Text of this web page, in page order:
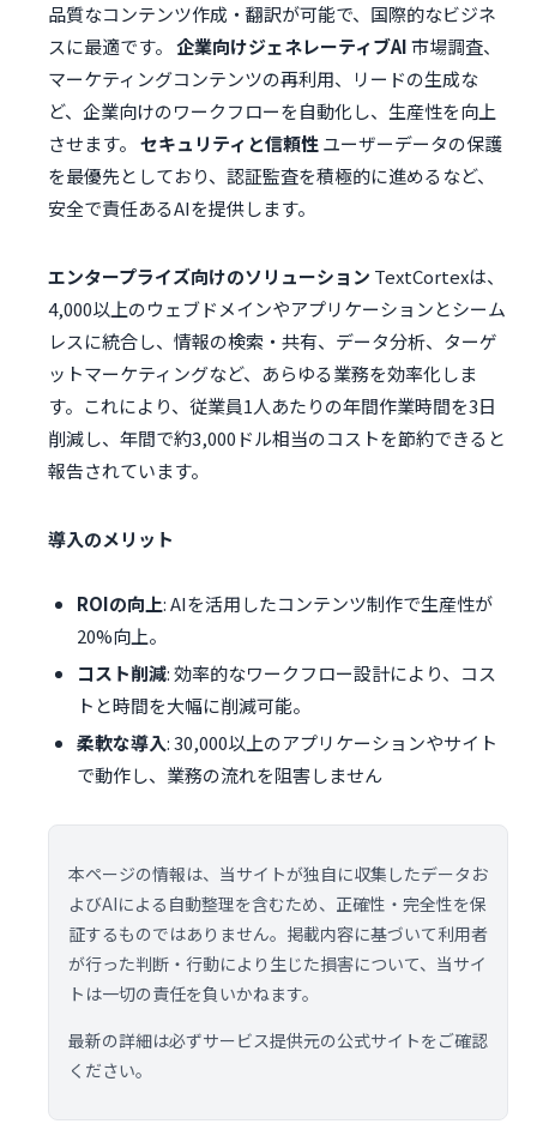
品質なコンテンツ作成・翻訳が可能で、国際的なビジネ
スに最適です。 企業向けジェネレーティブAI市場調査、
マーケティングコンテンツの再利用、リードの生成な
ど、企業向けのワークフローを自動化し、生産性を向上
させます。 セキュリティと信頼性 ユーザーデータの保護
を最優先としており、認証監査を積極的に進めるなど、
安全で責任あるAIを提供します。
エンタープライズ向けのソリューション TextCortexは、
4,000以上のウェブドメインやアプリケーションとシーム
レスに統合し、情報の検索・共有、データ分析、ターゲ
ットマーケティングなど、あらゆる業務を効率化しま
す。これにより、従業員1人あたりの年間作業時間を3日
削減し、年間で約3,000ドル相当のコストを節約できると
報告されています。
導入のメリット
ROIの向上: AIを活用したコンテンツ制作で生産性が
20%向上。
コスト削減: 効率的なワークフロー設計により、コス
トと時間を大幅に削減可能。
柔軟な導入: 30,000以上のアプリケーションやサイト
で動作し、業務の流れを阻害しません
本ページの情報は、当サイトが独自に収集したデータお
よびAIによる自動整理を含むため、正確性・完全性を保
証するものではありません。掲載内容に基づいて利用者
が行った判断・行動により生じた損害について、当サイ
トは一切の責任を負いかねます。
最新の詳細は必ずサービス提供元の公式サイトをご確認
ください。